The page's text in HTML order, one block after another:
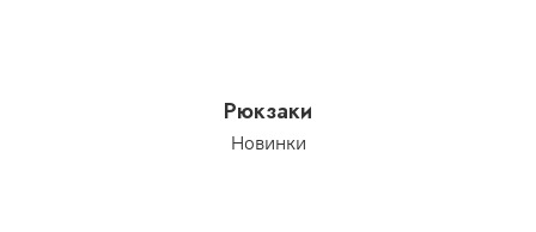
Рюкзаки
Новинки